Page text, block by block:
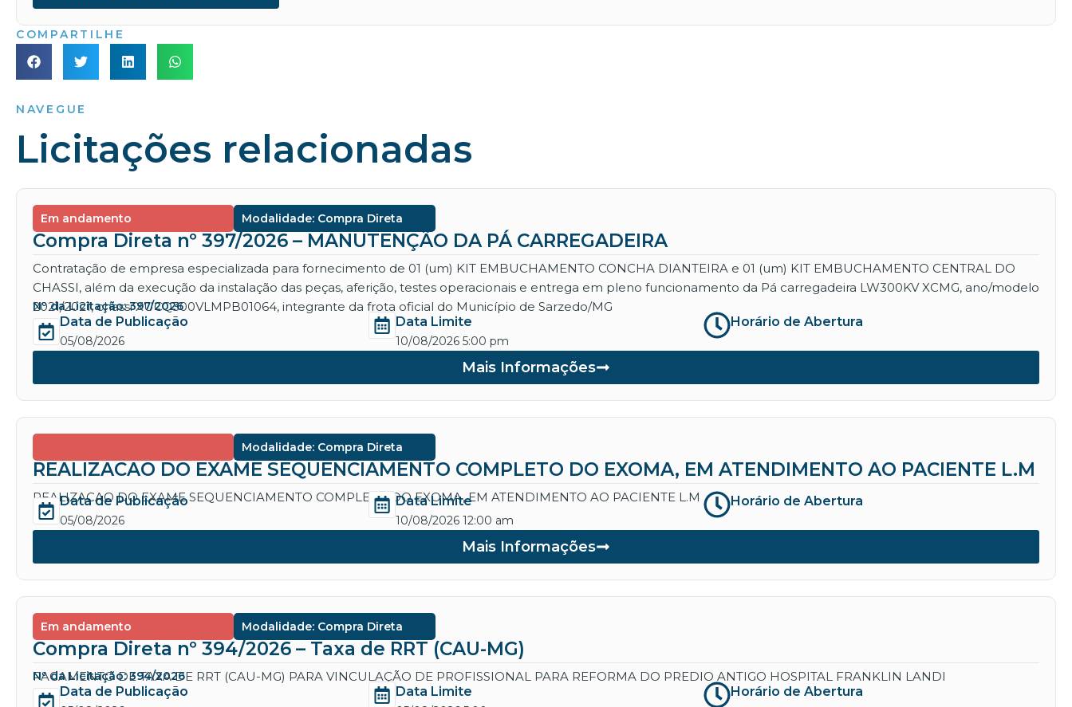
COMPARTILHE
NAVEGUE
Licitações relacionadas
Em andamento Modalidade: Compra Direta
Compra Direta nº 397/2026 – MANUTENÇÃO DA PÁ CARREGADEIRA
Contratação de empresa especializada para fornecimento de 01 (um) KIT EMBUCHAMENTO CONCHA DIANTEIRA e 01 (um) KIT EMBUCHAMENTO CENTRAL DO
CHASSI, além da execução da instalação das peças, aferição, testes operacionais e entrega em pleno funcionamento da Pá carregadeira LW300KV XCMG, ano/modelo
2021/2021, chassi XUCQ300VLMPB01064, integrante da frota oficial do Município de Sarzedo/MG
Nº da Licitação: 397/2026
Data de Publicação
05/08/2026
Data Limite
10/08/2026 5:00 pm
Horário de Abertura
Mais Informações
Modalidade: Compra Direta
REALIZACAO DO EXAME SEQUENCIAMENTO COMPLETO DO EXOMA, EM ATENDIMENTO AO PACIENTE L.M
REALIZACAO DO EXAME SEQUENCIAMENTO COMPLETO DO EXOMA, EM ATENDIMENTO AO PACIENTE L.M
Data de Publicação
05/08/2026
Data Limite
10/08/2026 12:00 am
Horário de Abertura
Mais Informações
Em andamento Modalidade: Compra Direta
Compra Direta nº 394/2026 – Taxa de RRT (CAU-MG)
PAGAMENTO DE TAXA DE RRT (CAU-MG) PARA VINCULAÇÃO DE PROFISSIONAL PARA REFORMA DO PREDIO ANTIGO HOSPITAL FRANKLIN LANDI
Nº da Licitação: 394/2026
Data de Publicação Data Limite Horário de Abertura